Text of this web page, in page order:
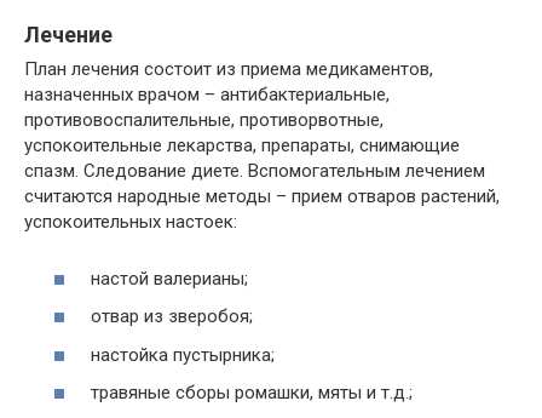
Лечение
План лечения состоит из приема медикаментов,
назначенных врачом – антибактериальные,
противовоспалительные, противорвотные,
успокоительные лекарства, препараты, снимающие
спазм. Следование диете. Вспомогательным лечением
считаются народные методы – прием отваров растений,
успокоительных настоек:
настой валерианы;
отвар из зверобоя;
настойка пустырника;
травяные сборы ромашки, мяты и т.д.;